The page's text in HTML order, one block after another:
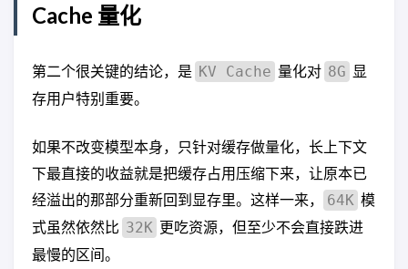
Cache 量化
第二个很关键的结论，是 KV Cache 量化对 8G 显
存用户特别重要。
如果不改变模型本身，只针对缓存做量化，长上下文
下最直接的收益就是把缓存占用压缩下来，让原本已
经溢出的那部分重新回到显存里。这样一来，
64K 模
式虽然依然比 32K 更吃资源，但至少不会直接跌进
最慢的区间。